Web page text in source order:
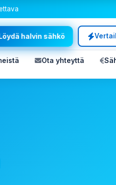
halvin sähkö
Ota yhteyttä